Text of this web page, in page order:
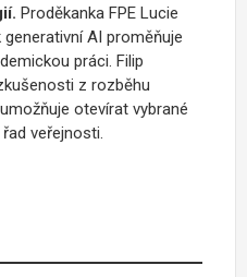
Proděkanka FPE Lucie
AI proměňuje
práci. Filip
z rozběhu
otevírat vybrané
veřejnosti.